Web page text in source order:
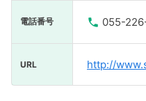
電話番号 055-
URL http://